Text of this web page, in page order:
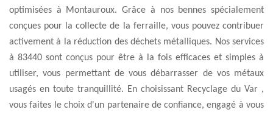
optimisées à Montauroux. Grâce à nos bennes spécialement
conçues pour la collecte de la ferraille, vous pouvez contribuer
activement à la réduction des déchets métalliques. Nos services
à 83440 sont conçus pour être à la fois efficaces et simples à
utiliser, vous permettant de vous débarrasser de vos métaux
usagés en toute tranquillité. En choisissant Recyclage du Var ,
vous faites le choix d'un partenaire de confiance, engagé à vous